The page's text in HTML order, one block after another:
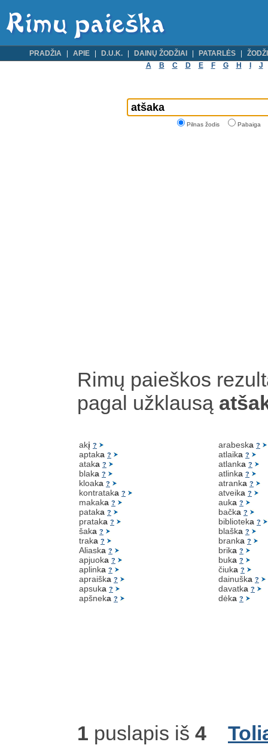
PRADŽIA APIE D.U.K. DAINŲ ŽODŽIAI PATARLĖS
A
B C D E F G H J
Pilnas žodis Pabaiga
Rimų paieškos
pagal užklausą
akį ?
aptaka ?
ataka ?
blaka ?
kloaka ?
kontrataka ?
makaka ?
pataka ?
prataka ?
šaka ?
traka ?
Aliaska ?
apjuoka ?
aplinka ?
apraiška ?
apsuka ?
apšneka ?
arabeska ?
atlaika ?
atlanka ?
atlinka ?
atranka ?
atveika ?
auka ?
bačka ?
biblioteka ?
blaška ?
branka ?
brika ?
buka ?
čiuka ?
dainuška ?
davatka ?
dėka ?
1 puslapis iš 4